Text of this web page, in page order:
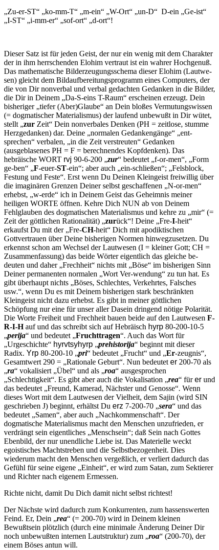
„Zu-er-ST“ „ko-mm-T“ „m-ein“ „W-Ort“ „un-D“ D-ein „Ge-ist“
„I-ST“ „i-mm-er“ „sof-ort“ „d-ort“!
Dieser Satz ist für jeden Geist, der nur ein wenig mit dem Charakter
der in ihm herrschenden Elohim vertraut ist ein wahrer Hochgenuß.
Das mathematische Bilderzeugungsschema dieser Elohim (Lautwe­
sen) gleicht dem Bildaufbereitungsprogramm eines Computers, der
die von Dir nonverbal und verbal gedachten Gedanken in die Bilder,
die Dir in Deinem „Da-S-eins T-Raum“ erscheinen erzeugt. Dein
bis­heriger „tiefer (Aber)Glaube“ an Dein bloßes Vermutungswissen
(= dogmatischer Materialismus) der laufend unbewußt in Dir wütet,
stellt „zur Zeit“ Dein nonverbales Denken (PH = zeitlose, stumme
Herzge­danken) dar. Deine „normalen Gedankengänge“ „ent-
sprechen“ ver­balen, „in die Zeit verstreuten“ Gedanken
(ausgeblasenes PH = F = be­rechnendes Kopfdenken). Das
hebräische WORT rvj 90-6-200 „zur“ bedeutet „f-or-men“, „Form
ge-ben“ „F-euer-ST-ein“; aber auch „ein-schließen“; „Felsblock,
Festung und Feste“. Erst wenn Du Deinen Kleingeist freiwillig über
die imaginären Grenzen Deiner selbst geschaffenen „N-or-men“
erhebst, „w-erde“ ich in Deinem Geist das Geheimnis meiner
heiligen WORTE öffnen. Kehre Dich NUN ab von Deinem
Fehlglauben des dogmatischen Materialismus und kehre zu „mir“ (=
Zeit der göttlichen Rationalität) „zurück“! Deine „Fre-I-heit“
erkaufst Du mit der „Fre-CH-heit“ Dich mit apo­diktischen
Gottvertrauen über Deine bisherigen Normen hinwegzuset­zen. Du
erkennst schon am Wechsel der Lautwesen (I = kleiner Gott; CH =
Zusammenfassung) das beide Wörter eigentlich das gleiche be­
deuten und daher „Frechheit“ nichts mit „Böse“ im bisherigen Sinn
Deiner permanenten normalen „Wort Ver-wendung“ zu tun hat. Es
gibt überhaupt nichts „Böses, Schlechtes, Verkehrtes, Falsches
usw.“, wenn Du es mit Deinem bisherigen stark beschränkten
Kleingeist nicht dazu erhebst. Es gibt in meiner göttlichen
Schöpfung nur eine für unser aller Dasein dringend nötige Polarität.
Die Worte Freiheit und Frechheit bauen beide auf den Lautwesen F-
R-I-Hauf und das schreibt sich auf Hebräisch hyrp 80-200-10-5
„perija“ und bedeutet „Fruchttragen“. Auch das Wort für
„Urgeschichte“ hyrvtsyhyrp „prehistorija“ beginnt mit dieser
Radix. Yrp 80-200-10 „pri“ bedeu­tet „Frucht“ und „Er-zeugnis“,
Gesamtwert 290 = „Rationale Geburt“. Nun bedeuteter 200-70 als
„ra“ vokalisiert „Übel“ und als „roa“ ausgesprochen
„Schlechtigkeit“. Es gibt aber auch die Vokalisation „rea“ fürer und
das bedeutet „Freund, Kamerad, Nächster und Ge­nosse“. Wenn
dieses Wort mit dem Lautwesen der Vielheit, dem Sajin (wird SIN
geschrieben J) beginnt, erhältst Du erz 7-200-70 „sera“ und das
bedeutet „Samen“, aber auch „Nachkommenschaft“. Der
dogmatische Materialismus macht den Menschen unzufrieden, er
ver­drängt sein eigentliches „Menschsein“; daß Sein nach Gottes
Ebenbild, der nur unendliche Liebe ist. Das Materielle weckt
egoistisches Macht­streben und die Selbstbezogenheit. Dies
wiederum macht den Men­schen vergeßlich, er verliert dadurch das
Gefühl für seine eigene „Einheit“, er wird zum Satan, zum Sektierer
und Richter nach eige­nem Ermessen.
Richte nicht, damit Du Dich damit nicht selbst richtest!
Der Nächste wird dadurch zum Konkurrenten, zum hassenswerten
Feind. Er, Dein „rea“ (= 200-70) wird in Deinem kleinen
Bewußtsein plötzlich (durch eine minimale Änderung Deiner Dir
noch unbewuß­ten internen Lautstruktur) zum „roa“ (200-70), der
einem Böses antun will.